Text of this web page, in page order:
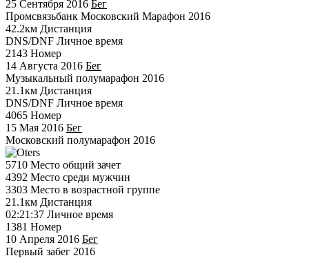
25 Сентября 2016 Бег
Промсвязьбанк Московский Марафон 2016
42.2км Дистанция
DNS/DNF Личное время
2143 Номер
14 Августа 2016 Бег
Музыкальный полумарафон 2016
21.1км Дистанция
DNS/DNF Личное время
4065 Номер
15 Мая 2016 Бег
Московский полумарафон 2016
5710 Место общий зачет
4392 Место среди мужчин
3303 Место в возрастной группе
21.1км Дистанция
02:21:37 Личное время
1381 Номер
10 Апреля 2016 Бег
Первый забег 2016